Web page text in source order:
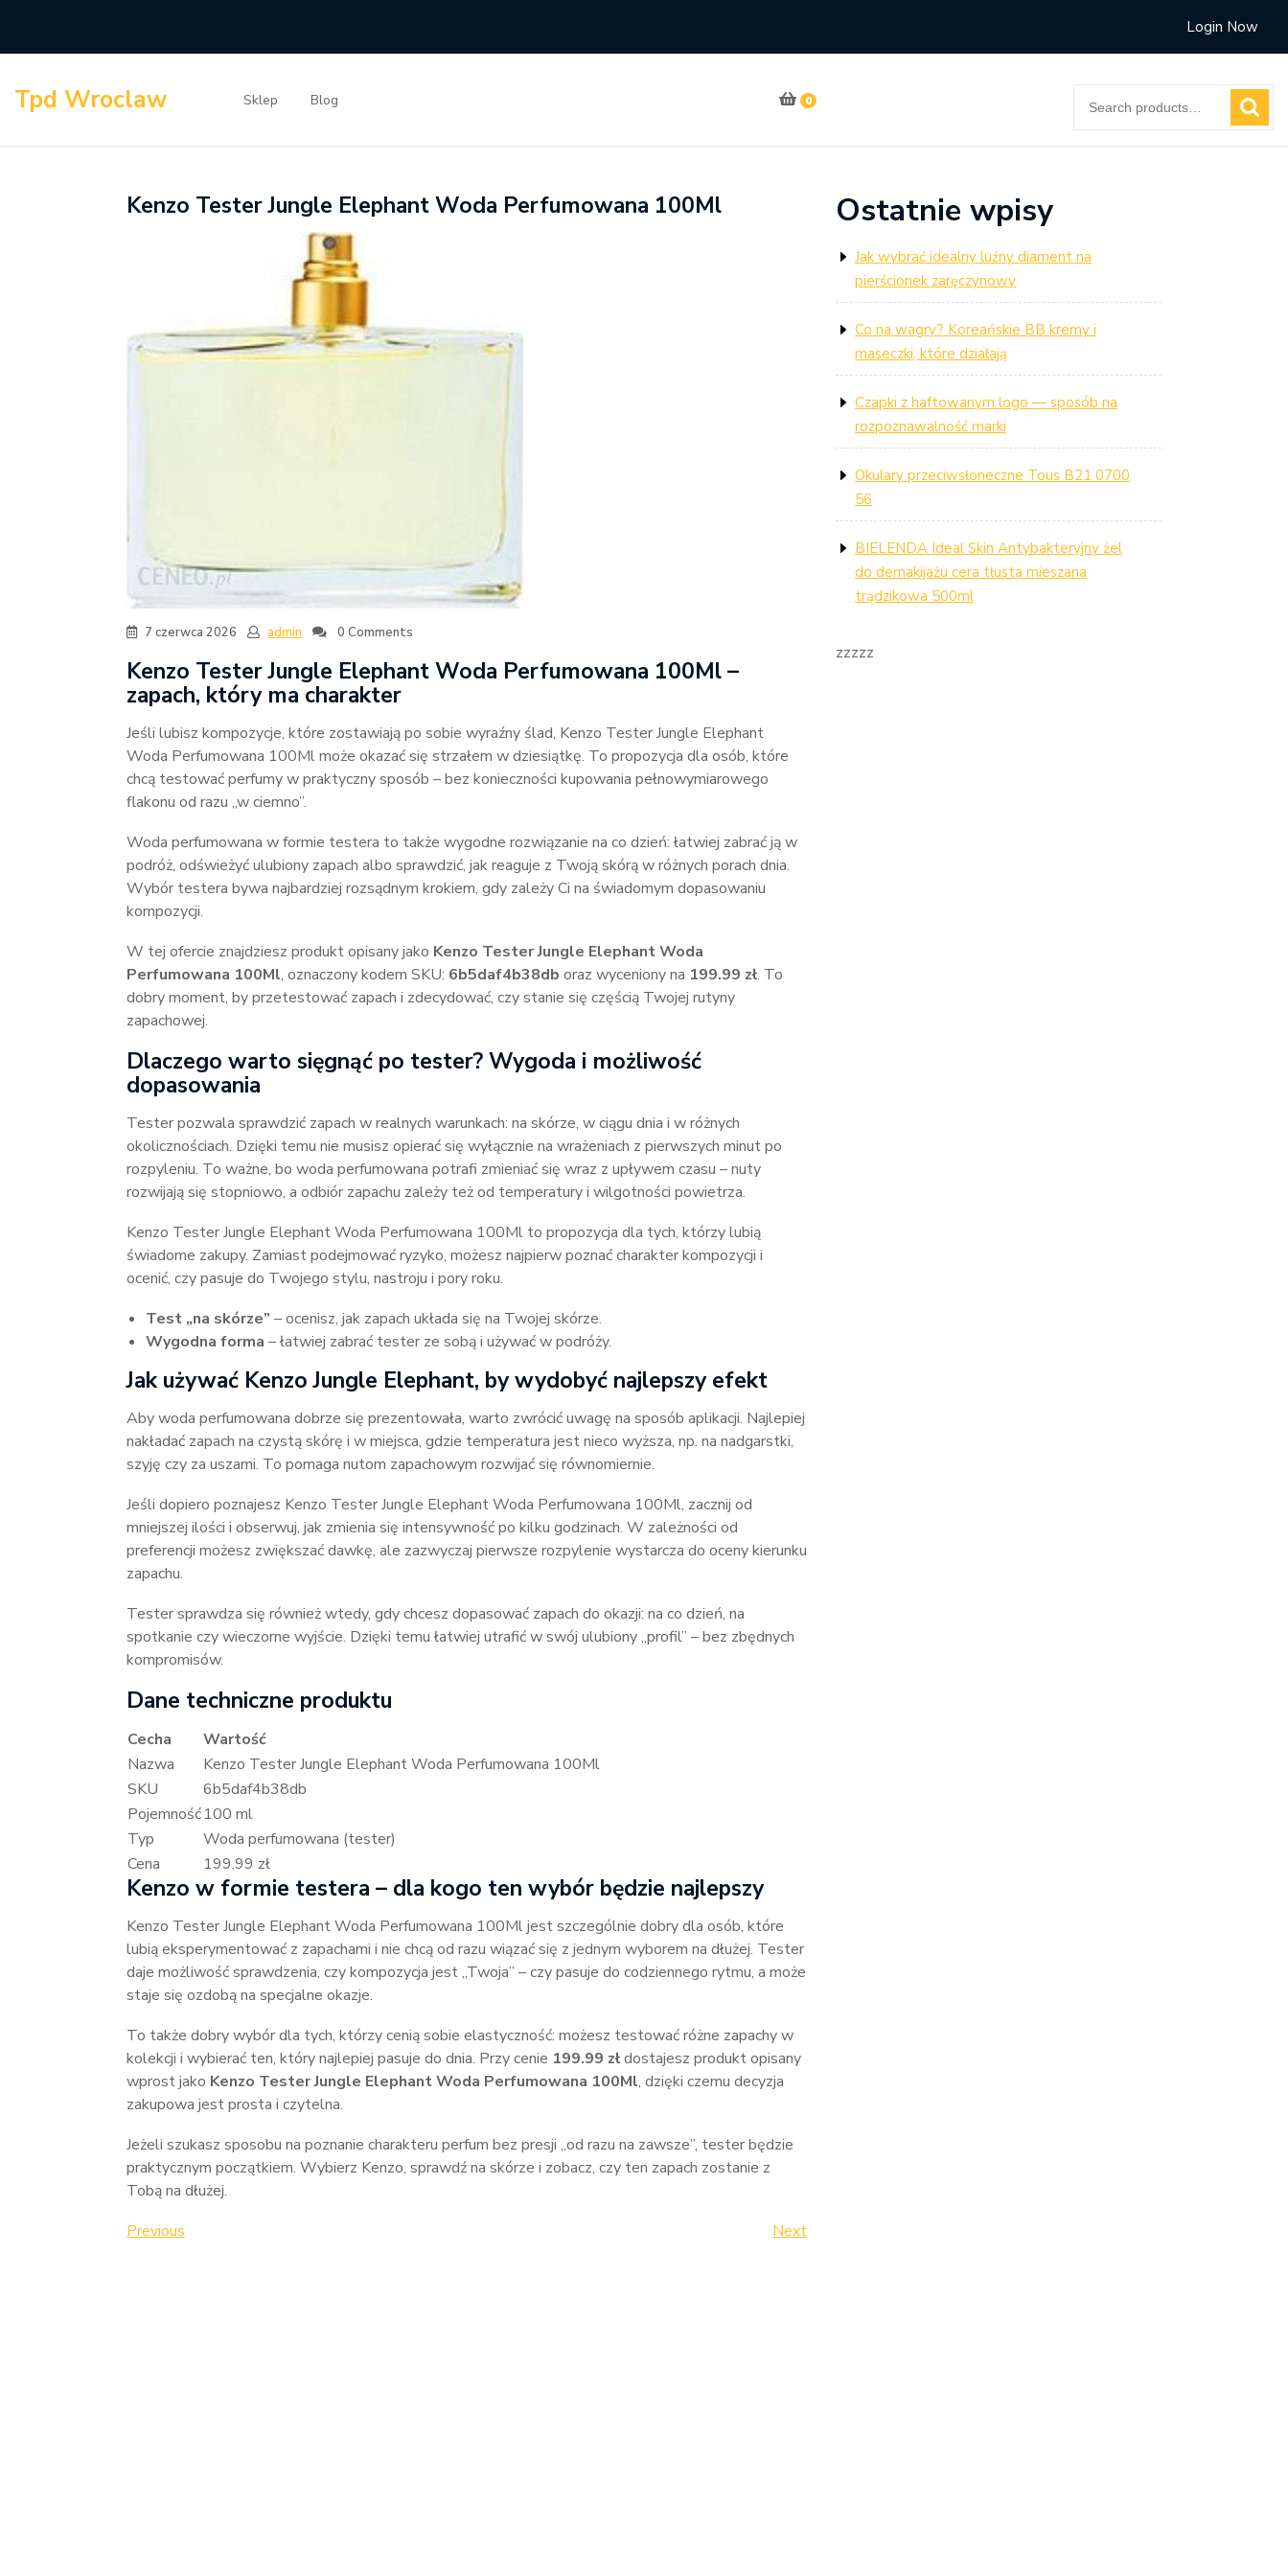
content
Login Now
Tpd Wroclaw Sklep Blog 0
for:
Kenzo Tester Jungle Elephant Woda Perfumowana 100Ml
7 czerwca 2026 admin 0 Comments
Kenzo Tester Jungle Elephant Woda Perfumowana 100Ml –
zapach, który ma charakter
Jeśli lubisz kompozycje, które zostawiają po sobie wyraźny ślad, Kenzo Tester Jungle Elephant
Woda Perfumowana 100Ml może okazać się strzałem w dziesiątkę. To propozycja dla osób, które
chcą testować perfumy w praktyczny sposób – bez konieczności kupowania pełnowymiarowego
flakonu od razu „w ciemno”.
Woda perfumowana w formie testera to także wygodne rozwiązanie na co dzień: łatwiej zabrać ją w
podróż, odświeżyć ulubiony zapach albo sprawdzić, jak reaguje z Twoją skórą w różnych porach dnia.
Wybór testera bywa najbardziej rozsądnym krokiem, gdy zależy Ci na świadomym dopasowaniu
kompozycji.
W tej ofercie znajdziesz produkt opisany jako Kenzo Tester Jungle Elephant Woda
Perfumowana 100Ml, oznaczony kodem SKU: 6b5daf4b38db oraz wyceniony na 199.99 zł. To
dobry moment, by przetestować zapach i zdecydować, czy stanie się częścią Twojej rutyny
zapachowej.
Dlaczego warto sięgnąć po tester? Wygoda i możliwość
dopasowania
Tester pozwala sprawdzić zapach w realnych warunkach: na skórze, w ciągu dnia i w różnych
okolicznościach. Dzięki temu nie musisz opierać się wyłącznie na wrażeniach z pierwszych minut po
rozpyleniu. To ważne, bo woda perfumowana potrafi zmieniać się wraz z upływem czasu – nuty
rozwijają się stopniowo, a odbiór zapachu zależy też od temperatury i wilgotności powietrza.
Kenzo Tester Jungle Elephant Woda Perfumowana 100Ml to propozycja dla tych, którzy lubią
świadome zakupy. Zamiast podejmować ryzyko, możesz najpierw poznać charakter kompozycji i
ocenić, czy pasuje do Twojego stylu, nastroju i pory roku.
Test „na skórze” – ocenisz, jak zapach układa się na Twojej skórze.
Wygodna forma – łatwiej zabrać tester ze sobą i używać w podróży.
Jak używać Kenzo Jungle Elephant, by wydobyć najlepszy efekt
Aby woda perfumowana dobrze się prezentowała, warto zwrócić uwagę na sposób aplikacji. Najlepiej
nakładać zapach na czystą skórę i w miejsca, gdzie temperatura jest nieco wyższa, np. na nadgarstki,
szyję czy za uszami. To pomaga nutom zapachowym rozwijać się równomiernie.
Jeśli dopiero poznajesz Kenzo Tester Jungle Elephant Woda Perfumowana 100Ml, zacznij od
mniejszej ilości i obserwuj, jak zmienia się intensywność po kilku godzinach. W zależności od
preferencji możesz zwiększać dawkę, ale zazwyczaj pierwsze rozpylenie wystarcza do oceny kierunku
zapachu.
Tester sprawdza się również wtedy, gdy chcesz dopasować zapach do okazji: na co dzień, na
spotkanie czy wieczorne wyjście. Dzięki temu łatwiej utrafić w swój ulubiony „profil” – bez zbędnych
kompromisów.
Dane techniczne produktu
Cecha
Wartość
Nazwa
Kenzo Tester Jungle Elephant Woda Perfumowana 100Ml
SKU
6b5daf4b38db
Pojemność100 ml
Typ
Woda perfumowana (tester)
Cena
199.99 zł
Kenzo w formie testera – dla kogo ten wybór będzie najlepszy
Kenzo Tester Jungle Elephant Woda Perfumowana 100Ml jest szczególnie dobry dla osób, które
lubią eksperymentować z zapachami i nie chcą od razu wiązać się z jednym wyborem na dłużej. Tester
daje możliwość sprawdzenia, czy kompozycja jest „Twoja” – czy pasuje do codziennego rytmu, a może
staje się ozdobą na specjalne okazje.
To także dobry wybór dla tych, którzy cenią sobie elastyczność: możesz testować różne zapachy w
kolekcji i wybierać ten, który najlepiej pasuje do dnia. Przy cenie 199.99 złdostajesz produkt opisany
wprost jako Kenzo Tester Jungle Elephant Woda Perfumowana 100Ml, dzięki czemu decyzja
zakupowa jest prosta i czytelna.
Jeżeli szukasz sposobu na poznanie charakteru perfum bez presji „od razu na zawsze”, tester będzie
praktycznym początkiem. Wybierz Kenzo, sprawdź na skórze i zobacz, czy ten zapach zostanie z
Tobą na dłużej.
Nawigacja
Previous
Previous
Next
Next
Ostatnie wpisy
Jak wybrać idealny luźny diament na
pierścionek zaręczynowy
Co na wagry? Koreańskie BB kremy i
maseczki, które działają
Czapki z haftowanym logo — sposób na
rozpoznawalność marki
Okulary przeciwsłoneczne Tous B21 0700
56
BIELENDA Ideal Skin Antybakteryjny żel
do demakijażu cera tłusta mieszana
trądzikowa 500ml
zzzzz